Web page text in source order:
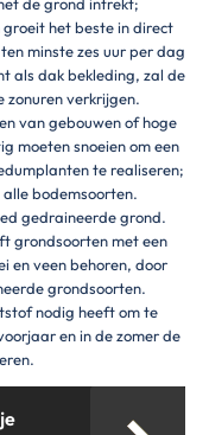
groeit het beste in direct
minste zes uur per dag
als dak bekleding, zal de
zonuren verkrijgen.
van gebouwen of hoge
moeten snoeien om een
te realiseren;
bodemsoorten.
gedraineerde grond.
grondsoorten met een
en veen behoren, door
grondsoorten.
nodig heeft om te
en in de zomer de